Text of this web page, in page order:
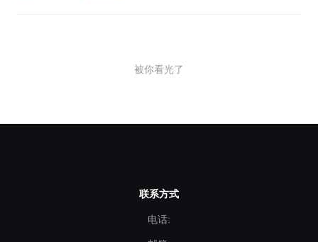
被你看光了
联系方式
电话: